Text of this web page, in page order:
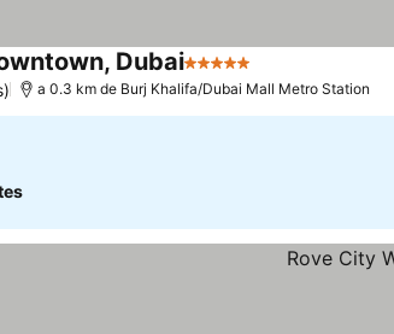
Dubai5 Estrelas
a 0.3 km de Burj Khalifa/Dubai Mall Metro Station